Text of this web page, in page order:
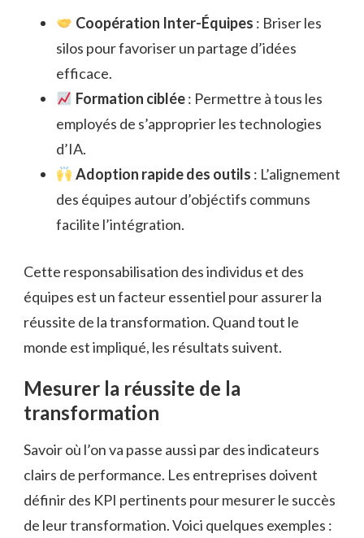
Coopération Inter-Équipes : Briser les
silos pour favoriser un partage d’idées
efficace.
Formation ciblée: Permettre à tous les
employés de s’approprier les technologies
d’IA.
Adoption rapide des outils : L’alignement
des équipes autour d’objéctifs communs
facilite l’intégration.
Cette responsabilisation des individus et des
équipes est un facteur essentiel pour assurer la
réussite de la transformation. Quand tout le
monde est impliqué, les résultats suivent.
Mesurer la réussite de la
transformation
Savoir où l’on va passe aussi par des indicateurs
clairs de performance. Les entreprises doivent
définir des KPI pertinents pour mesurer le succès
de leur transformation. Voici quelques exemples :